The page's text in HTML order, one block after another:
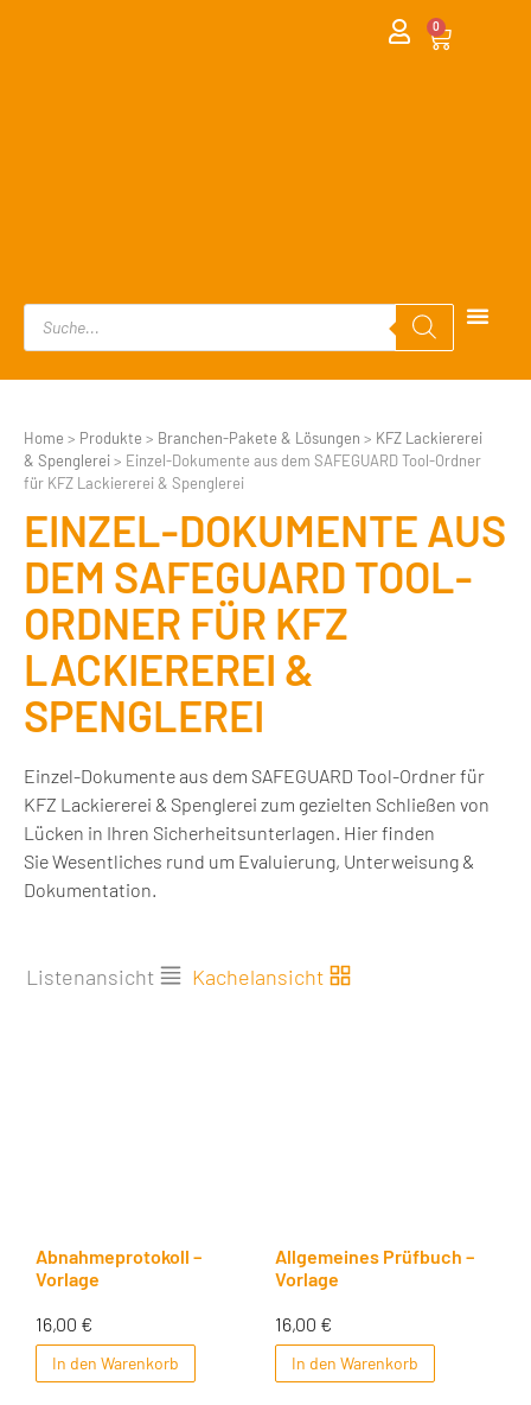
0
Home > Produkte > Branchen-Pakete & Lösungen > KFZ Lackiererei
& Spenglerei> Einzel-Dokumente aus dem SAFEGUARD Tool-Ordner
für KFZ Lackiererei & Spenglerei
EINZEL-DOKUMENTE AUS
DEM SAFEGUARD TOOL-
ORDNER FÜR KFZ
LACKIEREREI &
SPENGLEREI
Einzel-Dokumente aus dem SAFEGUARD Tool-Ordner für
KFZ Lackiererei & Spenglerei zum gezielten Schließen von
Lücken in Ihren Sicherheitsunterlagen. Hier finden
Sie Wesentliches rund um Evaluierung, Unterweisung &
Dokumentation.
Listenansicht Kachelansicht
Abnahmeprotokoll –
Vorlage
16,00 €
In den Warenkorb
Allgemeines Prüfbuch –
Vorlage
16,00 €
In den Warenkorb